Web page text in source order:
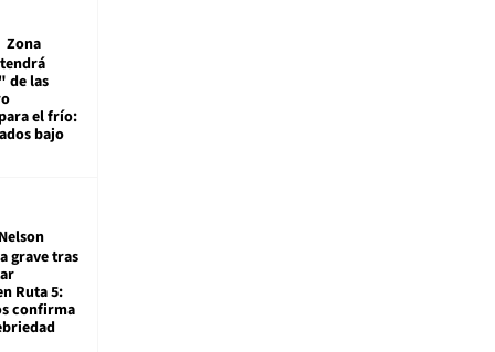
Zona
de las
el frío:
bajo
Nelson
grave tras
Ruta 5:
confirma